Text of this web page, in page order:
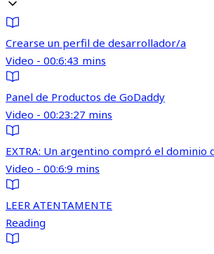
Crearse un perfil de desarrollador/a
Video - 00:6:43 mins
Panel de Productos de GoDaddy
Video - 00:23:27 mins
EXTRA: Un argentino compró el dominio
Video - 00:6:9 mins
LEER ATENTAMENTE
Reading